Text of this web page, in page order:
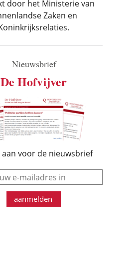
door het Ministerie van
Zaken en
Nieuwsbrief
De Hofvijver
aan voor de nieuwsbrief
e-mail
aanmelden